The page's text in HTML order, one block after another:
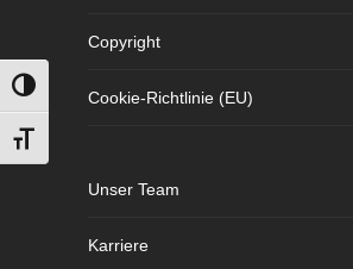
UMSCHALTEN AUF HOHE
SCHRIFT VERGRÖSSERN
Copyright
Cookie-Richtlinie (EU)
Unser Team
Karriere